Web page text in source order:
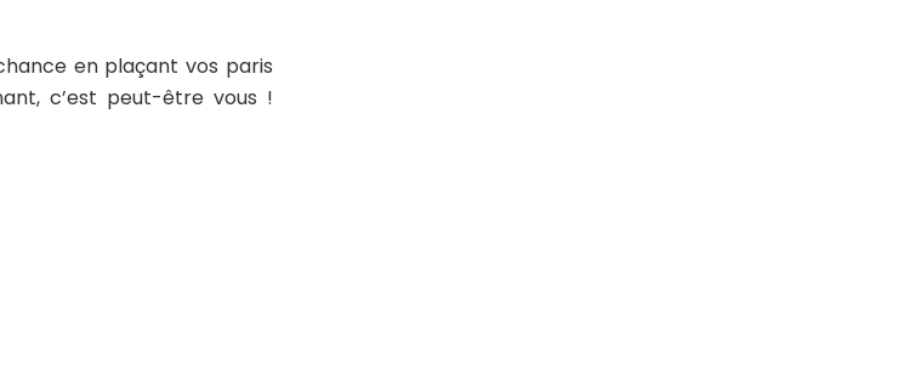
en plaçant vos paris
c’est peut-être vous !